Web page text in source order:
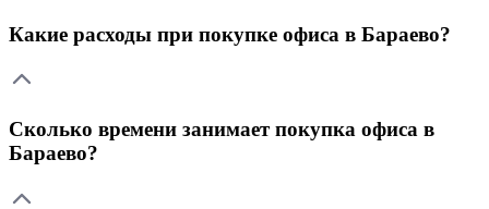
Какие расходы при покупке офиса в Бараево?
Сколько времени занимает покупка офиса в
Бараево?